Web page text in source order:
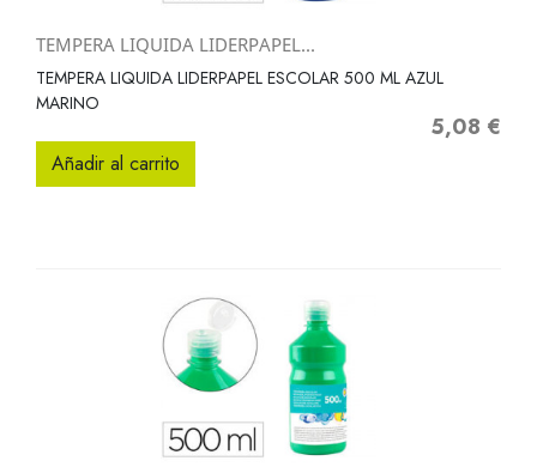
TEMPERA LIQUIDA LIDERPAPEL...
TEMPERA LIQUIDA LIDERPAPEL ESCOLAR 500 ML AZUL
MARINO
Precio
5,08 €
Añadir al carrito